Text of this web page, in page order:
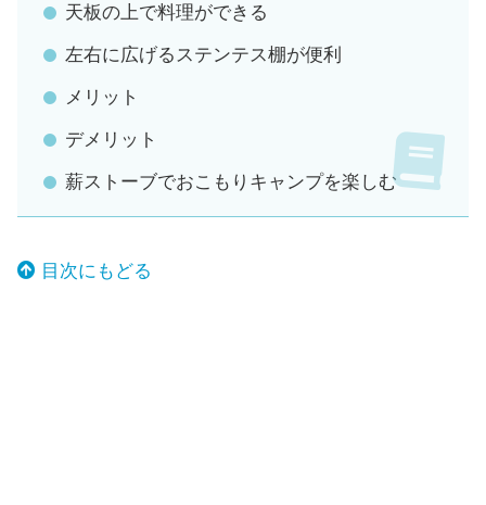
天板の上で料理ができる
左右に広げるステンテス棚が便利
メリット
デメリット
薪ストーブでおこもりキャンプを楽しむ
目次にもどる